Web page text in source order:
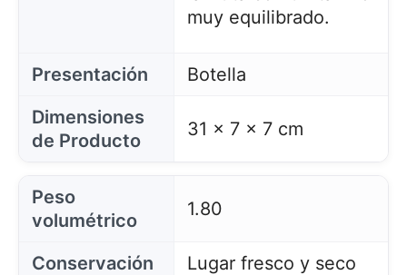
muy equilibrado.
Presentación
Botella
Dimensiones
de Producto
31 x 7 x 7 cm
Peso
volumétrico
1.80
Conservación
Lugar fresco y seco